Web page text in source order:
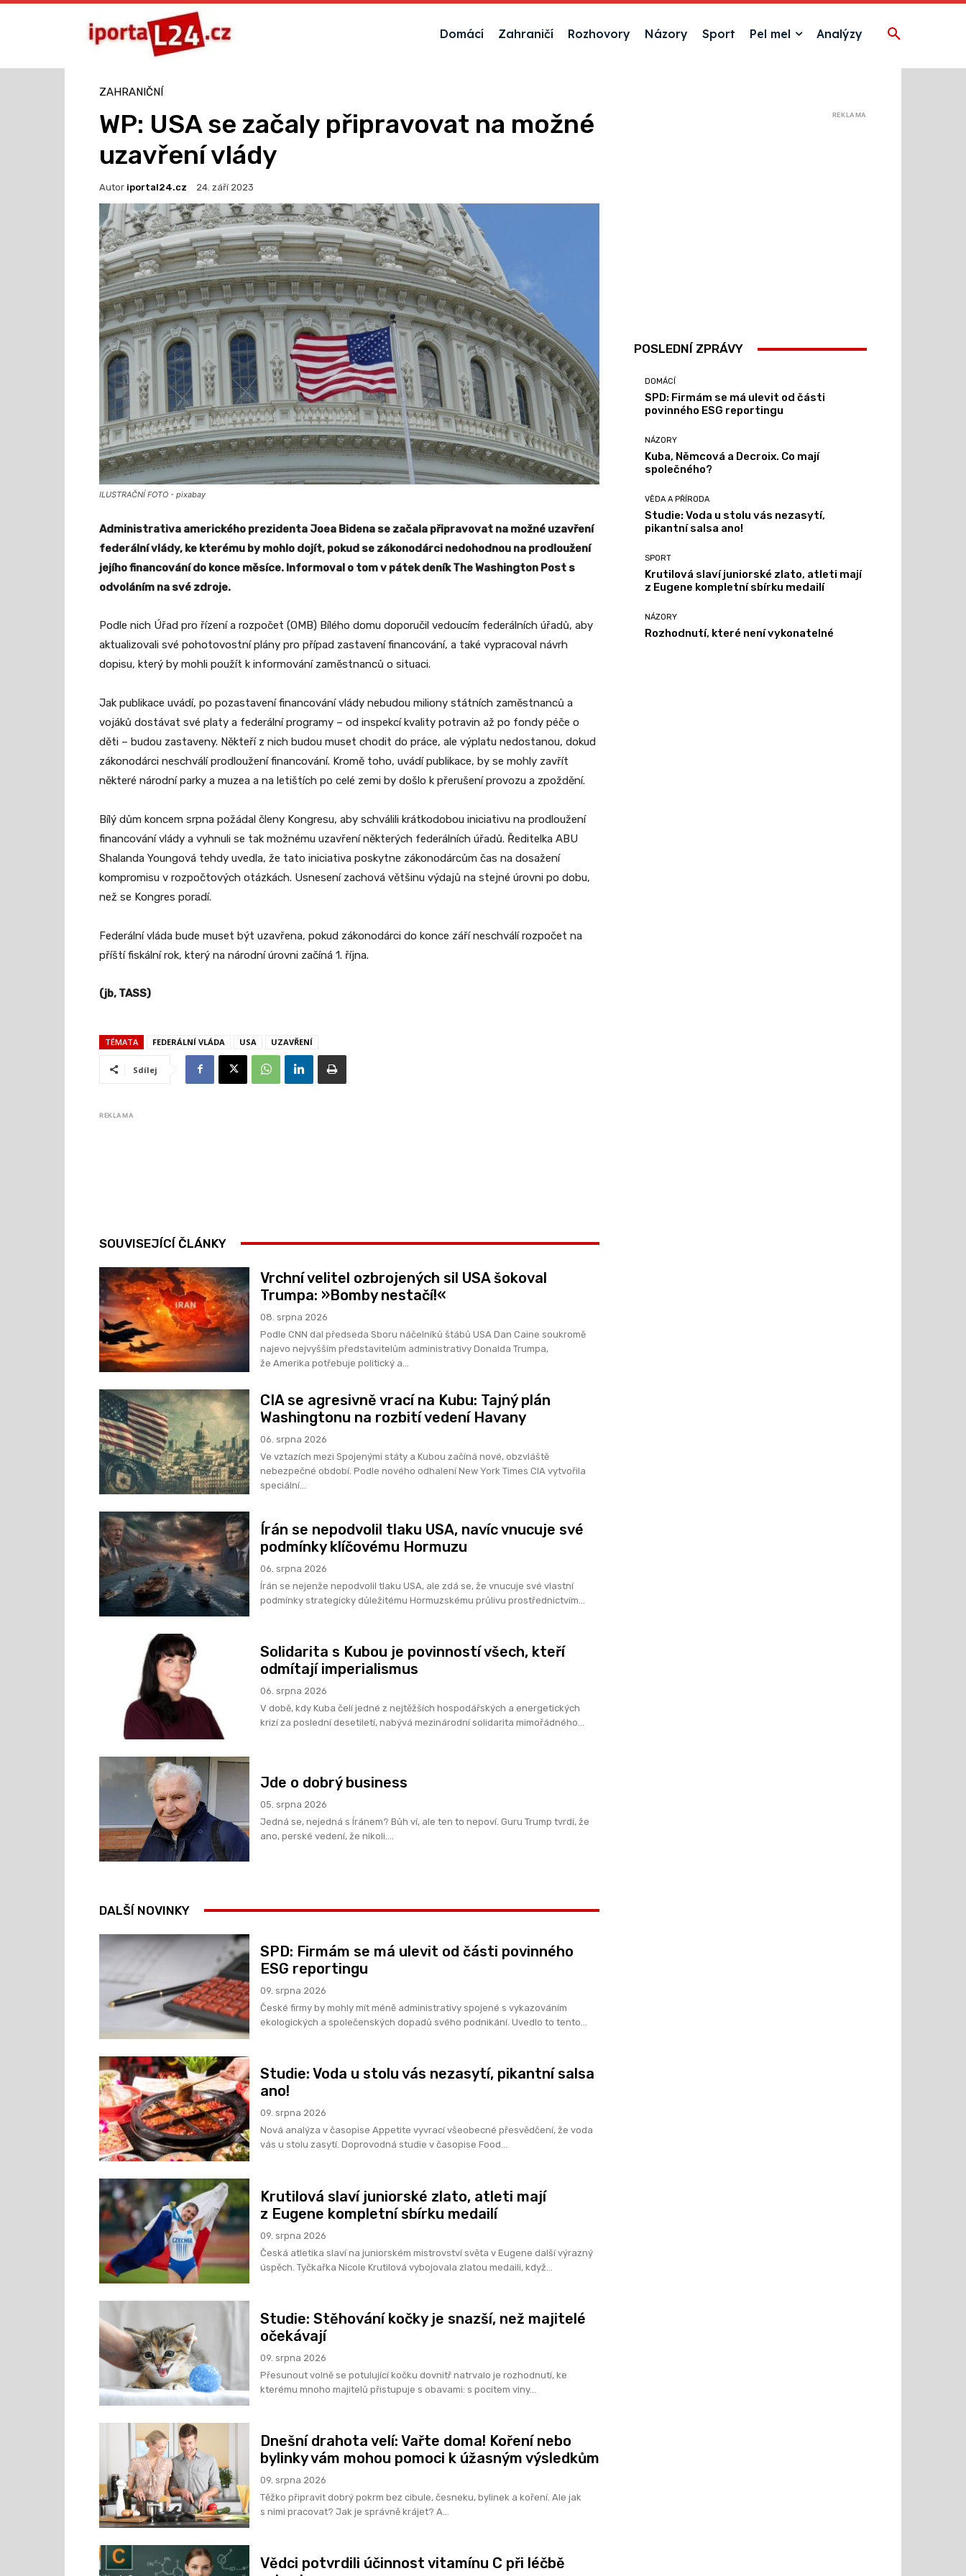
Domácí Zahraničí Rozhovory Názory Sport Pel mel Analýzy
ZAHRANIČNÍ
WP: USA se začaly připravovat na možné
uzavření vlády
Autor iportal24.cz 24. září 2023
ILUSTRAČNÍ FOTO - pixabay
Administrativa amerického prezidenta Joea Bidena se začala připravovat na možné uzavření
federální vlády, ke kterému by mohlo dojít, pokud se zákonodárci nedohodnou na prodloužení
jejího financování do konce měsíce. Informoval o tom v pátek deník The Washington Post s
odvoláním na své zdroje.
Podle nich Úřad pro řízení a rozpočet (OMB) Bílého domu doporučil vedoucím federálních úřadů, aby
aktualizovali své pohotovostní plány pro případ zastavení financování, a také vypracoval návrh
dopisu, který by mohli použít k informování zaměstnanců o situaci.
Jak publikace uvádí, po pozastavení financování vlády nebudou miliony státních zaměstnanců a
vojáků dostávat své platy a federální programy – od inspekcí kvality potravin až po fondy péče o
děti – budou zastaveny. Někteří z nich budou muset chodit do práce, ale výplatu nedostanou, dokud
zákonodárci neschválí prodloužení financování. Kromě toho, uvádí publikace, by se mohly zavřít
některé národní parky a muzea a na letištích po celé zemi by došlo k přerušení provozu a zpoždění.
Bílý dům koncem srpna požádal členy Kongresu, aby schválili krátkodobou iniciativu na prodloužení
financování vlády a vyhnuli se tak možnému uzavření některých federálních úřadů. Ředitelka ABU
Shalanda Youngová tehdy uvedla, že tato iniciativa poskytne zákonodárcům čas na dosažení
kompromisu v rozpočtových otázkách. Usnesení zachová většinu výdajů na stejné úrovni po dobu,
než se Kongres poradí.
Federální vláda bude muset být uzavřena, pokud zákonodárci do konce září neschválí rozpočet na
příští fiskální rok, který na národní úrovni začíná 1. října.
(jb, TASS)
TÉMATA FEDERÁLNÍ VLÁDA USA UZAVŘENÍ
Sdílej
REKLAMA
SOUVISEJÍCÍ ČLÁNKY
Vrchní velitel ozbrojených sil USA šokoval
Trumpa: »Bomby nestačí!«
08. srpna 2026
Podle CNN dal předseda Sboru náčelníků štábů USA Dan Caine soukromě
najevo nejvyšším představitelům administrativy Donalda Trumpa,
že Amerika potřebuje politický a...
CIA se agresivně vrací na Kubu: Tajný plán
Washingtonu na rozbití vedení Havany
06. srpna 2026
Ve vztazích mezi Spojenými státy a Kubou začíná nové, obzvláště
nebezpečné období. Podle nového odhalení New York Times CIA vytvořila
speciální...
Írán se nepodvolil tlaku USA, navíc vnucuje své
podmínky klíčovému Hormuzu
06. srpna 2026
Írán se nejenže nepodvolil tlaku USA, ale zdá se, že vnucuje své vlastní
podmínky strategicky důležitému Hormuzskému průlivu prostřednictvím...
Solidarita s Kubou je povinností všech, kteří
odmítají imperialismus
06. srpna 2026
V době, kdy Kuba čelí jedné z nejtěžších hospodářských a energetických
krizí za poslední desetiletí, nabývá mezinárodní solidarita mimořádného...
Jde o dobrý business
05. srpna 2026
Jedná se, nejedná s Íránem? Bůh ví, ale ten to nepoví. Guru Trump tvrdí, že
ano, perské vedení, že nikoli....
DALŠÍ NOVINKY
SPD: Firmám se má ulevit od části povinného
ESG reportingu
09. srpna 2026
České firmy by mohly mít méně administrativy spojené s vykazováním
ekologických a společenských dopadů svého podnikání. Uvedlo to tento...
Studie: Voda u stolu vás nezasytí, pikantní salsa
ano!
09. srpna 2026
Nová analýza v časopise Appetite vyvrací všeobecné přesvědčení, že voda
vás u stolu zasytí. Doprovodná studie v časopise Food...
Krutilová slaví juniorské zlato, atleti mají
z Eugene kompletní sbírku medailí
09. srpna 2026
Česká atletika slaví na juniorském mistrovství světa v Eugene další výrazný
úspěch. Tyčkařka Nicole Krutilová vybojovala zlatou medaili, když...
Studie: Stěhování kočky je snazší, než majitelé
očekávají
09. srpna 2026
Přesunout volně se potulující kočku dovnitř natrvalo je rozhodnutí, ke
kterému mnoho majitelů přistupuje s obavami: s pocitem viny...
Dnešní drahota velí: Vařte doma! Koření nebo
bylinky vám mohou pomoci k úžasným výsledkům
09. srpna 2026
Těžko připravit dobrý pokrm bez cibule, česneku, bylinek a koření. Ale jak
s nimi pracovat? Jak je správně krájet? A...
Vědci potvrdili účinnost vitamínu C při léčbě
REKLAMA
POSLEDNÍ ZPRÁVY
DOMÁCÍ
SPD: Firmám se má ulevit od části
povinného ESG reportingu
NÁZORY
Kuba, Němcová a Decroix. Co mají
společného?
VĚDA A PŘÍRODA
Studie: Voda u stolu vás nezasytí,
pikantní salsa ano!
SPORT
Krutilová slaví juniorské zlato, atleti mají
z Eugene kompletní sbírku medailí
NÁZORY
Rozhodnutí, které není vykonatelné